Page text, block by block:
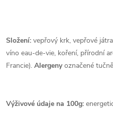
Složení: vepřový krk, vepřové
víno eau-de-vie, koření, přírodní
Francie). Alergenyoznačené
Výživové údaje na 100g: